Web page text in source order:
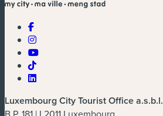
Luxembourg City Tourist Office a.s.b.l.
B.P. 181 | L2011 Luxembourg